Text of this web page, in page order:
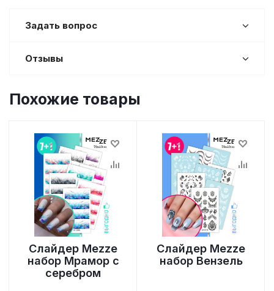
Задать вопрос
Отзывы
Похожие товары
Слайдер Mezze
набор Мрамор с
серебром
Слайдер Mezze
набор Вензель